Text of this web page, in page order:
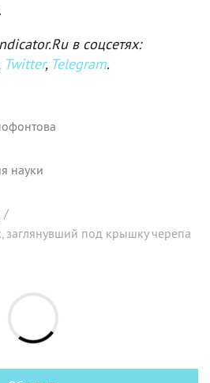
в соцсетях:
Twitter, Telegram.
науки
/
заглянувший под крышку черепа